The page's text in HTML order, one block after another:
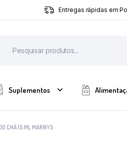
Entregas rápidas em
Suplementos
CHÁ 15 ML MARNYS